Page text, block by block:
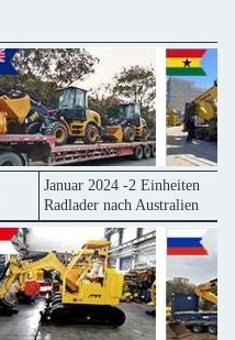
Januar 2024 -2 Einheiten
Radlader nach Australien